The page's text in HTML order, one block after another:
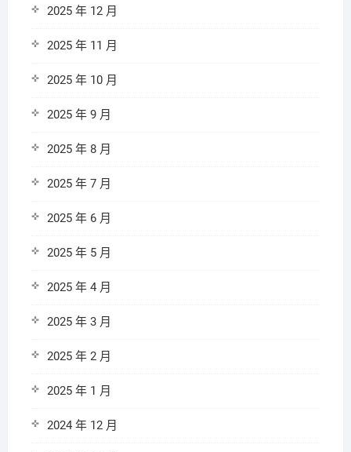
2025 年 12 月
2025 年 11 月
2025 年 10 月
2025 年 9 月
2025 年 8 月
2025 年 7 月
2025 年 6 月
2025 年 5 月
2025 年 4 月
2025 年 3 月
2025 年 2 月
2025 年 1 月
2024 年 12 月